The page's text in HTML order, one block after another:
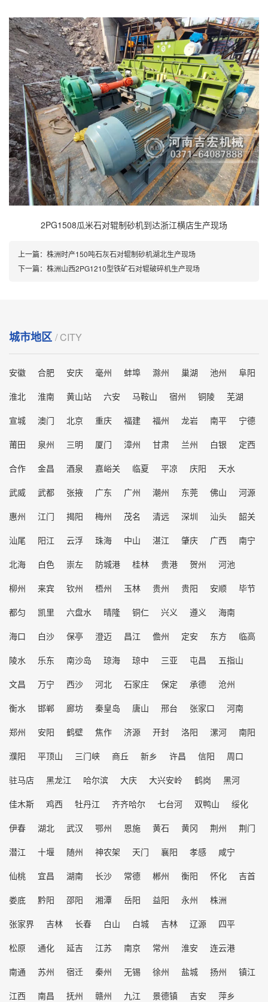
2PG1508瓜米石对辊制砂机到达浙江横店生产现场
上一篇： 株洲时产150吨石灰石对辊制砂机湖北生产现场
下一篇： 株洲山西2PG1210型铁矿石对辊破碎机生产现场
城市地区 / CITY
安徽 合肥 安庆 毫州 蚌埠 滁州 巢湖 池州
阜阳
淮北
淮南 黄山站 六安 马鞍山 宿州 铜陵
芜湖
宣城
澳门 北京 重庆 福建 福州 龙岩 南平
宁德
莆田
泉州 三明 厦门 漳州 甘肃 兰州 白银
定西
合作
金昌 酒泉 嘉峪关 临夏 平凉 庆阳
天水
武威
武都 张掖 广东 广州 潮州 东莞 佛山
河源
惠州
江门 揭阳 梅州 茂名 清远 深圳 汕头
韶关
汕尾
阳江 云浮 珠海 中山 湛江 肇庆 广西
南宁
北海
白色 崇左 防城港 桂林 贵港 贺州
河池
柳州
来宾 钦州 梧州 玉林 贵州 贵阳 安顺
毕节
都匀
凯里 六盘水 晴隆 铜仁 兴义 遵义
海南
海口
白沙 保亭 澄迈 昌江 儋州 定安 东方
临高
陵水
乐东 南沙岛 琼海 琼中 三亚 屯昌
五指山
文昌
万宁 西沙 河北 石家庄 保定 承德
沧州
衡水
邯郸 廊坊 秦皇岛 唐山 邢台 张家口
河南
郑州
安阳 鹤壁 焦作 济源 开封 洛阳 漯河
南阳
濮阳
平顶山 三门峡 商丘 新乡 许昌 信阳
周口
驻马店
黑龙江 哈尔滨 大庆 大兴安岭 鹤岗
黑河
佳木斯
鸡西 牡丹江 齐齐哈尔 七台河 双鸭山
绥化
伊春
湖北 武汉 鄂州 恩施 黄石 黄冈 荆州
荆门
潜江
十堰 随州 神农架 天门 襄阳 孝感
咸宁
仙桃
宜昌 湖南 长沙 常德 郴州 衡阳 怀化
吉首
娄底
黔阳 邵阳 湘潭 岳阳 益阳 永州
株洲
张家界
吉林 长春 白山 白城 吉林 辽源
四平
松原
通化 延吉 江苏 南京 常州 淮安
连云港
南通
苏州 宿迁 秦州 无锡 徐州 盐城 扬州
镇江
江西
南昌 抚州 赣州 九江 景德镇 吉安
萍乡